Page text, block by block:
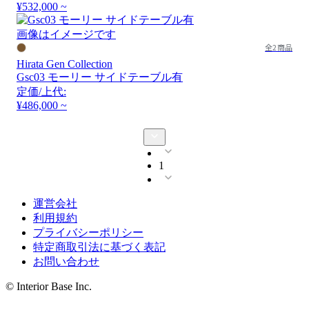
¥532,000 ~
画像はイメージです
全2商品
Hirata Gen Collection
Gsc03 モーリー サイドテーブル有
定価/上代:
¥486,000 ~
1
運営会社
利用規約
プライバシーポリシー
特定商取引法に基づく表記
お問い合わせ
© Interior Base Inc.